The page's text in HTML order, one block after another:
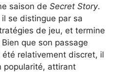
saison de Secret Story.
se distingue par sa
de jeu, et termine
que son passage
relativement discret, il
popularité, attirant